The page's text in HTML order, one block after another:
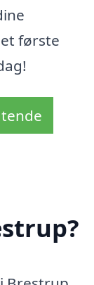
første